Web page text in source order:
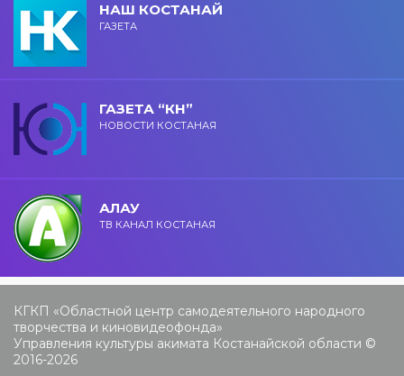
НАШ КОСТАНАЙ
ГАЗЕТА
ГАЗЕТА “КН”
НОВОСТИ КОСТАНАЯ
АЛАУ
ТВ КАНАЛ КОСТАНАЯ
КГКП «Областной центр самодеятельного народного
творчества и киновидеофонда»
Управления культуры акимата Костанайской области ©
2016-2026